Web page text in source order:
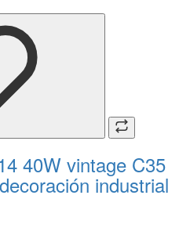
40W vintage C35
industrial